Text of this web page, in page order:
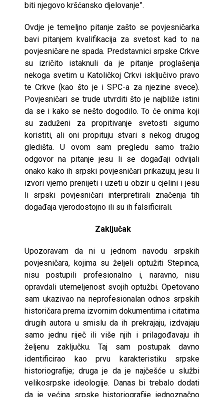
biti njegovo kršćansko djelovanje”.
Ovdje je temeljno pitanje zašto se povjesničarka
bavi pitanjem kvalifikacija za svetost kad to na
povjesničare ne spada. Predstavnici srpske Crkve
su izričito istaknuli da je pitanje proglašenja
nekoga svetim u Katoličkoj Crkvi isključivo pravo
te Crkve (kao što je i SPC-a za njezine svece).
Povjesničari se trude utvrditi što je najbliže istini
da se i kako se nešto dogodilo. To će onima koji
su zaduženi za propitivanje svetosti sigurno
koristiti, ali oni propituju stvari s nekog drugog
gledišta. U ovom sam pregledu samo tražio
odgovor na pitanje jesu li se događaji odvijali
onako kako ih srpski povjesničari prikazuju, jesu li
izvori vjerno prenijeti i uzeti u obzir u cjelini i jesu
li srpski povjesničari interpretirali značenja tih
događaja vjerodostojno ili su ih falsificirali.
Zaključak
Upozoravam da ni u jednom navodu srpskih
povjesničara, kojima su željeli optužiti Stepinca,
nisu postupili profesionalno i, naravno, nisu
opravdali utemeljenost svojih optužbi. Opetovano
sam ukazivao na neprofesionalan odnos srpskih
historičara prema izvornim dokumentima i citatima
drugih autora u smislu da ih prekrajaju, izdvajaju
samo jednu riječ ili više njih i prilagođavaju ih
željenu zaključku. Taj sam postupak davno
identificirao kao prvu karakteristiku srpske
historiografije; druga je da je najčešće u službi
velikosrpske ideologije. Danas bi trebalo dodati
da je većina srpske historiografije jednoznačno